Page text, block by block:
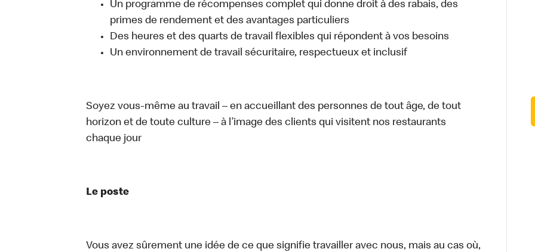
Un programme de récompenses complet qui donne droit à des rabais, des
primes de rendement et des avantages particuliers
Des heures et des quarts de travail flexibles qui répondent à vos besoins
Un environnement de travail sécuritaire, respectueux et inclusif
Soyez vous-même au travail – en accueillant des personnes de tout âge, de tout
horizon et de toute culture – à l’image des clients qui visitent nos restaurants
chaque jour
Le poste
Vous avez sûrement une idée de ce que signifie travailler avec nous, mais au cas où,